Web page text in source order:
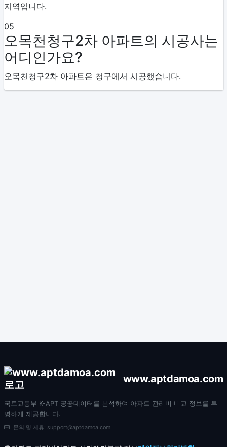
지역입니다.
05
오목천청구2차 아파트의 시공사는
어디인가요?
오목천청구2차 아파트은 청구에서 시공했습니다.
www.aptdamoa.com
국토교통부 K-APT 공공데이터를 분석하여 아파트 관리비 비교 정보를 투
명하게 제공합니다.
문의 및 제휴: support@aptdamoa.com